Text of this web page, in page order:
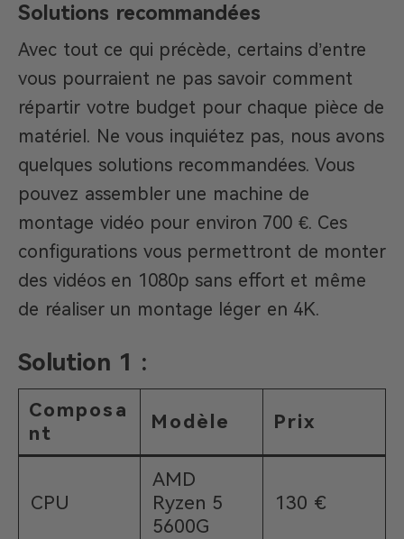
Solutions recommandées
Avec tout ce qui précède, certains d’entre
vous pourraient ne pas savoir comment
répartir votre budget pour chaque pièce de
matériel. Ne vous inquiétez pas, nous avons
quelques solutions recommandées. Vous
pouvez assembler une machine de
montage vidéo pour environ 700 €. Ces
configurations vous permettront de monter
des vidéos en 1080p sans effort et même
de réaliser un montage léger en 4K.
Solution 1 :
Composa
nt
Modèle Prix
CPU
AMD
Ryzen 5
5600G
130 €